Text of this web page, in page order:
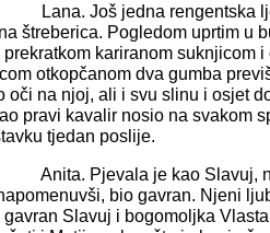
Još jedna rengentska
štreberica. Pogledom uprtim u
prekratkom kariranom suknjicom
otkopčanom dva gumba
oči na njoj, ali i svu slinu i osjet
pravi kavalir nosio na svakom
tjedan poslije.
Pjevala je kao Slavuj,
bio gavran. Njeni
gavran Slavuj i bogomoljka